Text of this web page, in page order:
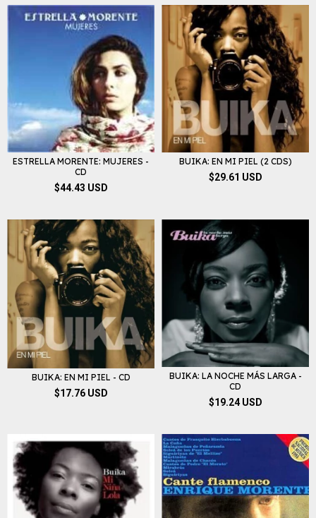
ESTRELLA MORENTE: MUJERES -
CD
$44.43 USD
BUIKA: EN MI PIEL (2 CDS)
$29.61 USD
BUIKA: EN MI PIEL - CD
$17.76 USD
BUIKA: LA NOCHE MÁS LARGA -
CD
$19.24 USD